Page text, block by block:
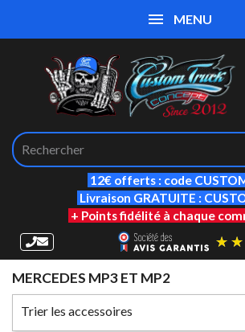
12€ offerts : code
Livraison GRATUITE :
+ Points fidélité à chaque
MENU
MERCEDES MP3 ET MP2
Trier les accessoires